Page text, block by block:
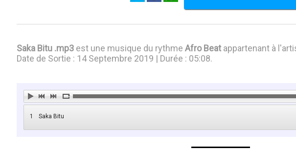
Saka Bitu .mp3est une musique du rythme Afro Beatappartenant à
Date de Sortie : 14 Septembre 2019 | Durée : 05:08.
1 Saka Bitu